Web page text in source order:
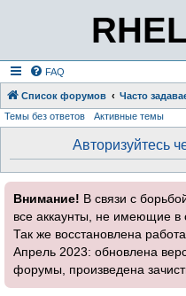
FAQ
Список форумов Часто
Темы без ответов Активные темы
Авторизуйтесь
Внимание! В связи с
все аккаунты, не имеющие в
Так же восстановлена
Апрель 2023: обновлена
форумы, произведена